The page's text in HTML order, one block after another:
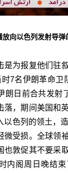
向以色列发射导弹
是为报复他们驻
7名伊朗革命卫
朗日前合共发射
落，期间美国和
以色列的领土，
微受损。全球领
也敦促其不要采
内阁周日晚结